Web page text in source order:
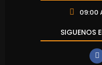
09:00
SIGUENOS